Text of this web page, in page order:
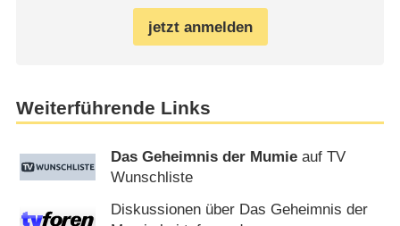
jetzt anmelden
Weiterführende Links
Das Geheimnis der Mumie auf TV
Wunschliste
Diskussionen über Das Geheimnis der